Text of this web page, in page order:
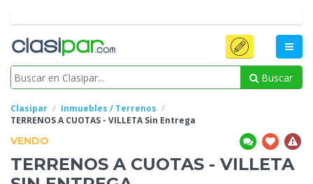
Buscar
Clasipar
Inmuebles / Terrenos
TERRENOS A CUOTAS - VILLETA Sin Entrega
VENDO
TERRENOS A CUOTAS - VILLETA